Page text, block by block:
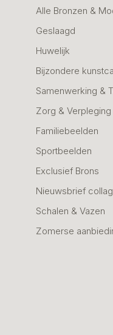
Alle Bronzen &
Geslaagd
Huwelijk
Bijzondere
Samenwerking &
Zorg & Verpleging
Familiebeelden
Sportbeelden
Exclusief Brons
Nieuwsbrief
Schalen & Vazen
Zomerse